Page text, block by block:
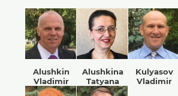
Alushkin
Vladimir
Alushkina
Tatyana
Kulyasov
Vladimir